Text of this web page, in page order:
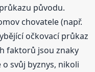
původu.
chovatele (např.
očkovací průkaz
faktorů jsou znaky
svůj byznys, nikoli